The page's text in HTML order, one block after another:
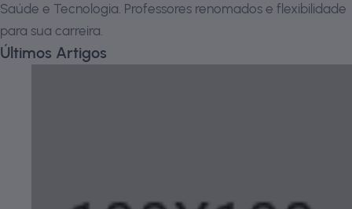
Saúde e Tecnologia. Professores renomados e flexibilidade
para sua carreira.
Últimos Artigos